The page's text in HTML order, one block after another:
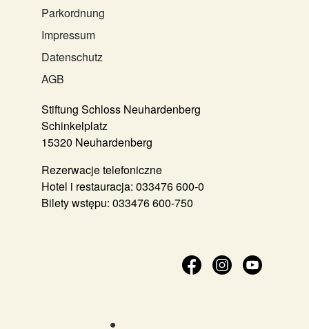
Parkordnung
Impressum
Datenschutz
AGB
Stiftung Schloss Neuhardenberg
Schinkelplatz
15320 Neuhardenberg
Rezerwacje telefoniczne
Hotel i restauracja: 033476 600-0
Bilety wstępu: 033476 600-750